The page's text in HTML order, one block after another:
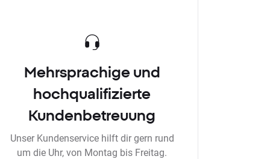
Mehrsprachige und
hochqualifizierte
Kundenbetreuung
Unser Kundenservice hilft dir gern rund
um die Uhr, von Montag bis Freitag.